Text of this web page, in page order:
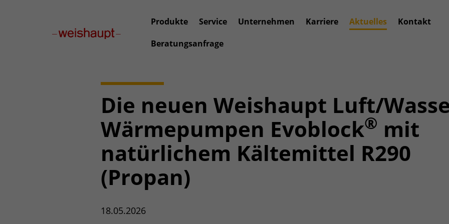
Produkte Service Unternehmen Karriere Aktuelles
Kontakt
Beratungsanfrage
Die neuen Weishaupt Luft/
Wärmepumpen Evoblock® mit
natürlichem Kältemittel R290
(Propan)
18.05.2026